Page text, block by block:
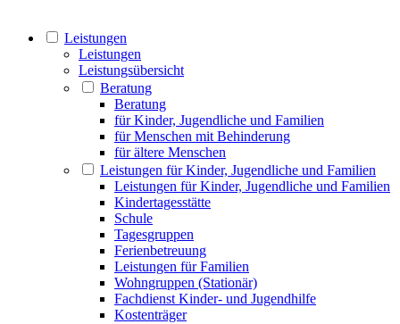
Leistungen
Leistungen
Leistungsübersicht
Beratung
Beratung
für Kinder, Jugendliche und Familien
für Menschen mit Behinderung
für ältere Menschen
Leistungen für Kinder, Jugendliche und Familien
Leistungen für Kinder, Jugendliche und Familien
Kindertagesstätte
Schule
Tagesgruppen
Ferienbetreuung
Leistungen für Familien
Wohngruppen (Stationär)
Fachdienst Kinder- und Jugendhilfe
Kostenträger